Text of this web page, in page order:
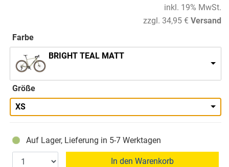
inkl. 19% MwSt.
zzgl. 34,95 € Versand
Farbe
BRIGHT TEAL MATT
Größe
XS
Auf Lager, Lieferung in 5-7 Werktagen
In den Warenkorb